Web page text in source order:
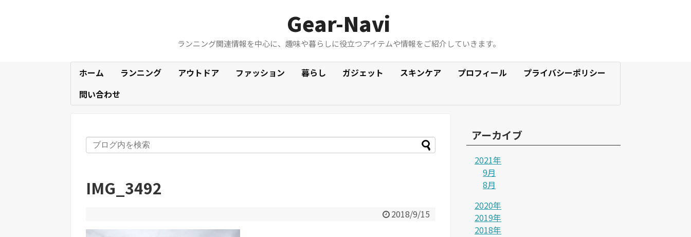
Gear-Navi
ランニング関連情報を中心に、趣味や暮らしに役立つアイテムや情報をご紹介していきます。
ホーム ランニング アウトドア ファッション 暮らし ガジェット スキンケア プロフィール
プライバシーポリシー
問い合わせ
IMG_3492
2018/9/15
アーカイブ
2021年
9月
8月
2020年
2019年
2018年